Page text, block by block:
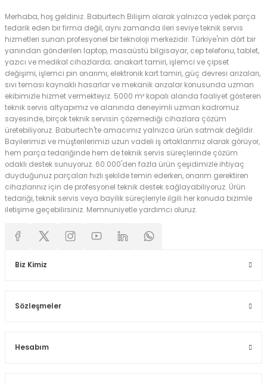
Merhaba, hoş geldiniz. Baburtech Bilişim olarak yalnızca yedek parça
tedarik eden bir firma değil, aynı zamanda ileri seviye teknik servis
hizmetleri sunan profesyonel bir teknoloji merkezidir. Türkiye'nin dört bir
yanından gönderilen laptop, masaüstü bilgisayar, cep telefonu, tablet,
yazıcı ve medikal cihazlarda; anakart tamiri, işlemci ve çipset
değişimi, işlemci pin onarımı, elektronik kart tamiri, güç devresi arızaları,
sıvı teması kaynaklı hasarlar ve mekanik arızalar konusunda uzman
ekibimizle hizmet vermekteyiz. 5000 m² kapalı alanda faaliyet gösteren
teknik servis altyapımız ve alanında deneyimli uzman kadromuz
sayesinde, birçok teknik servisin çözemediği cihazlara çözüm
üretebiliyoruz. Baburtech'te amacımız yalnızca ürün satmak değildir.
Bayilerimizi ve müşterilerimizi uzun vadeli iş ortaklarımız olarak görüyor,
hem parça tedariğinde hem de teknik servis süreçlerinde çözüm
odaklı destek sunuyoruz. 60.000'den fazla ürün çeşidimizle ihtiyaç
duyduğunuz parçaları hızlı şekilde temin ederken, onarım gerektiren
cihazlarınız için de profesyonel teknik destek sağlayabiliyoruz. Ürün
tedariği, teknik servis veya bayilik süreçleriyle ilgili her konuda bizimle
iletişime geçebilirsiniz. Memnuniyetle yardımcı oluruz.
Biz Kimiz
Sözleşmeler
Hesabım